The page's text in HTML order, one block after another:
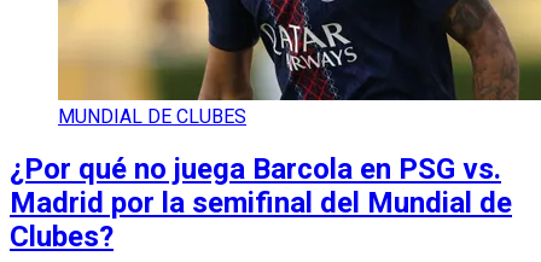
MUNDIAL DE CLUBES
¿Por qué no juega Barcola en PSG vs.
Madrid por la semifinal del Mundial de
Clubes?